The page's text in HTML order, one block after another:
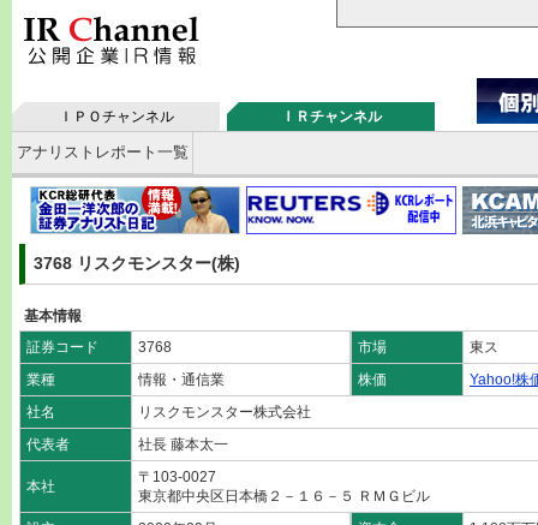
ＩＰＯチャンネル ＩＲチャンネル
アナリストレポート一覧
3768 リスクモンスター(株)
基本情報
証券コード
3768 市場
東ス
業種
情報・通信業 株価
Yahoo!株
社名
リスクモンスター株式会社
代表者
社長 藤本太一
本社
〒103-0027
東京都中央区日本橋２－１６－５ ＲＭＧビル